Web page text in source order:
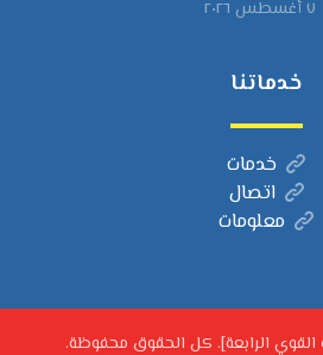
٧ أغسطس ٢٠٢٦
خدماتنا
خدمات
اتصال
معلومات
الرابعة]. كل الحقوق محفوظة.